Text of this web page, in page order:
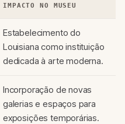
IMPACTO NO MUSEU
Estabelecimento do
Louisiana como instituição
dedicada à arte moderna.
Incorporação de novas
galerias e espaços para
exposições temporárias.